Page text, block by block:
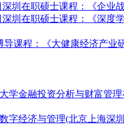
深圳在职硕士课程：《企业
深圳在职硕士课程：《深度
导课程：《大健康经济产业
学金融投资分析与财富管
字经济与管理(北京上海深